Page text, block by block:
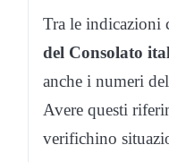
Tra le indicazioni
del Consolato
anche i numeri
Avere questi
verifichino